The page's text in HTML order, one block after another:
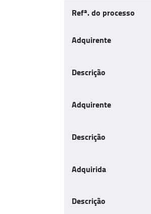
Refª. do processo
Adquirente
Descrição
Adquirente
Descrição
Adquirida
Descrição